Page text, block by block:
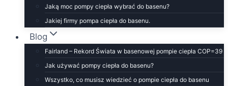
Jaką moc pompy ciepła wybrać do basenu?
Jakiej firmy pompa ciepła do basenu.
Blog
Fairland – Rekord Świata w basenowej pompie ciepła COP=39
Jak używać pompy ciepła do basenu?
Wszystko, co musisz wiedzieć o pompie ciepła do basenu